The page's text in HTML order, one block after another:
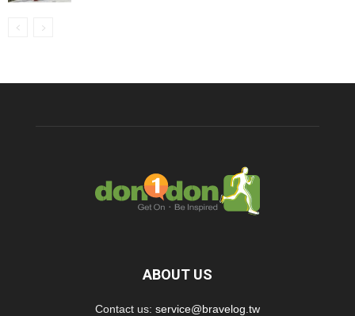
ABOUT US
Contact us: service@bravelog.tw